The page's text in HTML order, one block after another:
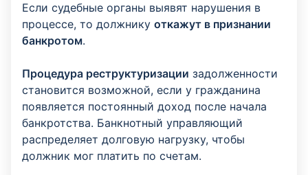
Если судебные органы выявят нарушения в
процессе, то должнику откажут в признании
банкротом.
Процедура реструктуризации задолженности
становится возможной, если у гражданина
появляется постоянный доход после начала
банкротства. Банкнотный управляющий
распределяет долговую нагрузку, чтобы
должник мог платить по счетам.